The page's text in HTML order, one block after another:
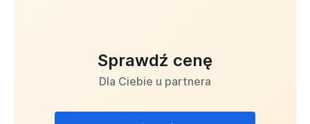
Sprawdź cenę
Dla Ciebie u partnera